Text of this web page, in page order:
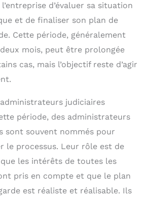
d’évaluer sa situation
et de finaliser son plan de
Cette période, généralement
mois, peut être prolongée
cas, mais l’objectif reste d’agir
judiciaires
période, des administrateurs
sont souvent nommés pour
le processus. Leur rôle est de
que les intérêts de toutes les
pris en compte et que le plan
est réaliste et réalisable. Ils